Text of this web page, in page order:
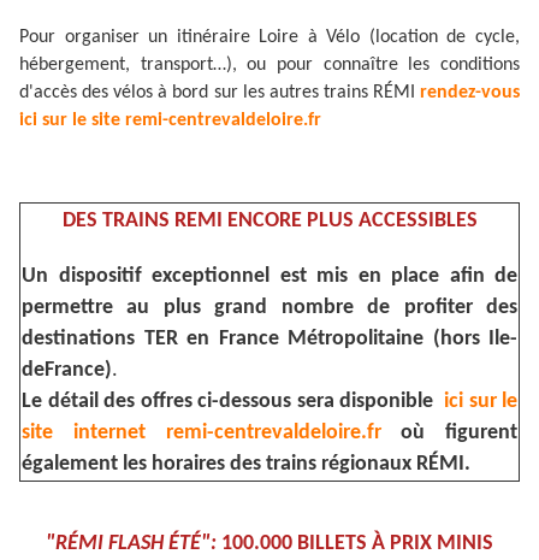
Pour organiser un itinéraire Loire à Vélo (location de cycle,
hébergement, transport…), ou pour connaître les conditions
d'accès des vélos à bord sur les autres trains RÉMI
rendez-vous
ici sur le site remi-centrevaldeloire.fr
DES TRAINS REMI ENCORE PLUS ACCESSIBLES
Un dispositif exceptionnel est mis en place afin de
permettre au plus grand nombre de profiter des
destinations TER en France Métropolitaine (hors Ile-
deFrance).
Le détail des offres ci-dessous sera disponible ici sur le
site internet remi-centrevaldeloire.fr
où figurent
également les horaires des trains régionaux RÉMI.
"RÉMI FLASH ÉTÉ": 100.000 BILLETS À PRIX MINIS